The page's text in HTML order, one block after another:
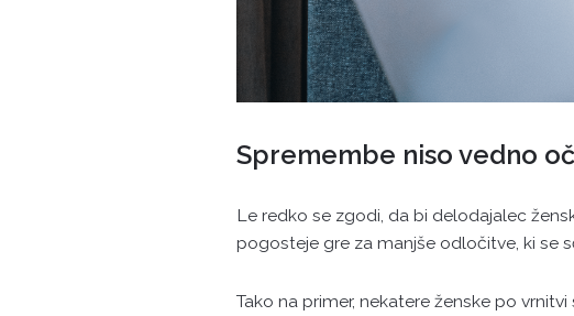
Spremembe niso vedno
Le redko se zgodi, da bi delodajalec
pogosteje gre za manjše odločitve, ki se
Tako na primer, nekatere ženske po